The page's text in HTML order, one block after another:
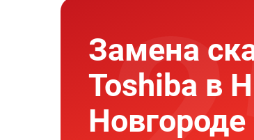
Замена
Toshiba в
Новгороде